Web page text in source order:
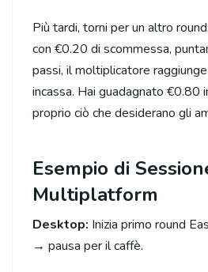
Più tardi, torni per un altro
con €0.20 di scommessa,
passi, il moltiplicatore
incassa. Hai guadagnato €0.80
proprio ciò che desiderano gli
Esempio di
Multiplatform
Desktop: Inizia primo round
→ pausa per il caffè.